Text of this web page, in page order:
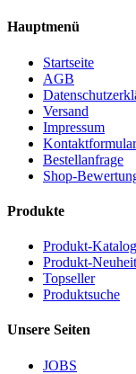
Hauptmenü
Startseite
AGB
Versand
Impressum
Kontaktformular
Bestellanfrage
Shop-
Produkte
Produkt-Katalog
Produkt-
Topseller
Produktsuche
Unsere Seiten
JOBS